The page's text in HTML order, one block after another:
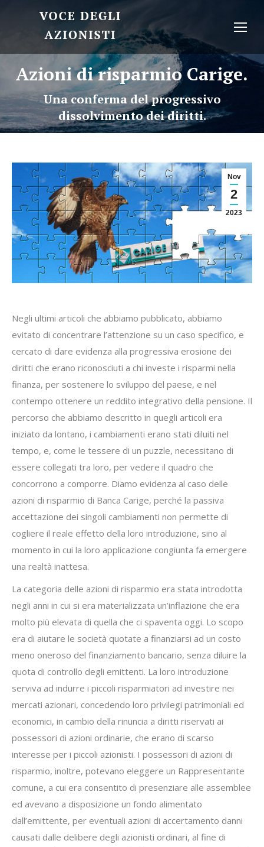
Azioni di risparmio Carige.
Una conferma del progressivo
dissolvimento dei diritti.
Nov
2
2023
Negli ultimi articoli che abbiamo pubblicato, abbiamo
evitato di concentrare l’attenzione su un caso specifico, e
cercato di dare evidenza alla progressiva erosione dei
diritti che erano riconosciuti a chi investe i risparmi nella
finanza, per sostenere lo sviluppo del paese, e nel
contempo ottenere un reddito integrativo della pensione. Il
percorso che abbiamo descritto in quegli articoli era
iniziato da lontano, i cambiamenti erano stati diluiti nel
tempo, e, come le tessere di un puzzle, necessitano di
essere collegati tra loro, per vedere il quadro che
concorrono a comporre. Diamo evidenza al caso delle
azioni di risparmio di Banca Carige, perché la passiva
accettazione dei singoli cambiamenti non permette di
cogliere il reale effetto della loro introduzione, sino al
momento in cui la loro applicazione congiunta fa emergere
una realtà inattesa.
La categoria delle azioni di risparmio era stata introdotta
negli anni in cui si era materializzata un’inflazione che era
molto più elevata di quella che ci spaventa oggi. Lo scopo
era di aiutare le società quotate a finanziarsi ad un costo
meno oneroso del finanziamento bancario, senza diluire la
quota di controllo degli emittenti. La loro introduzione
serviva ad indurre i piccoli risparmiatori ad investire nei
mercati azionari, concedendo loro privilegi patrimoniali ed
economici, in cambio della rinuncia a diritti riservati ai
possessori di azioni ordinarie, che erano di scarso
interesse per i piccoli azionisti. I possessori di azioni di
risparmio, inoltre, potevano eleggere un Rappresentante
comune, a cui era consentito di presenziare alle assemblee
ed avevano a disposizione un fondo alimentato
dall’emittente, per eventuali azioni di accertamento danni
causati dalle delibere degli azionisti ordinari, al fine di